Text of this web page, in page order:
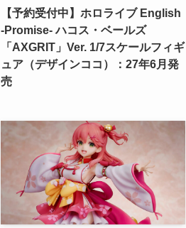
【予約受付中】ホロライブ English
-Promise- ハコス・ベールズ
「AXGRIT」Ver. 1/7スケールフィギ
ュア（デザインココ）：27年6月発
売